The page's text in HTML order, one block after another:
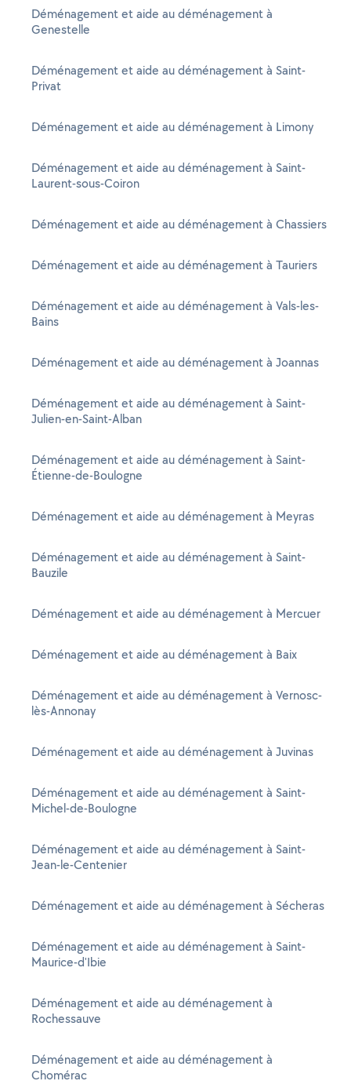
Déménagement et aide au déménagement à
Genestelle
Déménagement et aide au déménagement à Saint-
Privat
Déménagement et aide au déménagement à Limony
Déménagement et aide au déménagement à Saint-
Laurent-sous-Coiron
Déménagement et aide au déménagement à Chassiers
Déménagement et aide au déménagement à Tauriers
Déménagement et aide au déménagement à Vals-les-
Bains
Déménagement et aide au déménagement à Joannas
Déménagement et aide au déménagement à Saint-
Julien-en-Saint-Alban
Déménagement et aide au déménagement à Saint-
Étienne-de-Boulogne
Déménagement et aide au déménagement à Meyras
Déménagement et aide au déménagement à Saint-
Bauzile
Déménagement et aide au déménagement à Mercuer
Déménagement et aide au déménagement à Baix
Déménagement et aide au déménagement à Vernosc-
lès-Annonay
Déménagement et aide au déménagement à Juvinas
Déménagement et aide au déménagement à Saint-
Michel-de-Boulogne
Déménagement et aide au déménagement à Saint-
Jean-le-Centenier
Déménagement et aide au déménagement à Sécheras
Déménagement et aide au déménagement à Saint-
Maurice-d'Ibie
Déménagement et aide au déménagement à
Rochessauve
Déménagement et aide au déménagement à
Chomérac